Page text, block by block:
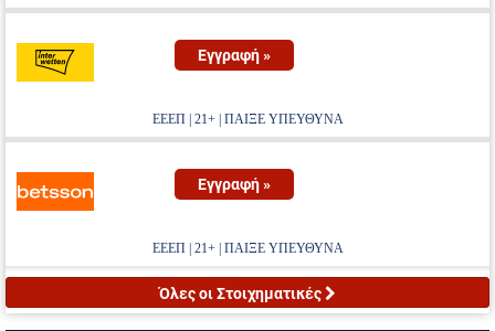
Εγγραφή »
ΕΕΕΠ | 21+ | ΠΑΙΞΕ ΥΠΕΥΘΥΝΑ
Εγγραφή »
ΕΕΕΠ | 21+ | ΠΑΙΞΕ ΥΠΕΥΘΥΝΑ
Όλες οι Στοιχηματικές